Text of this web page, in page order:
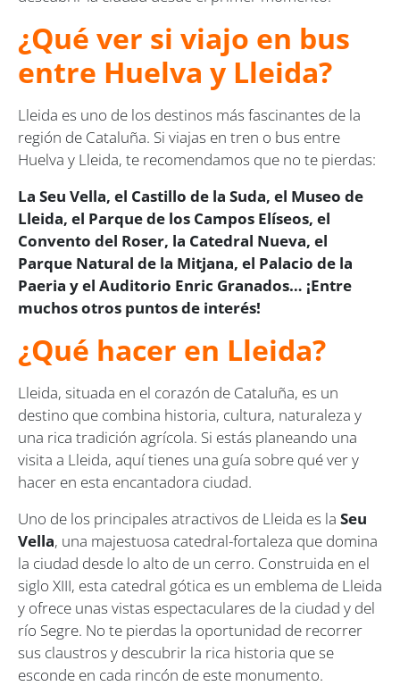
¿Qué ver si viajo en bus
entre Huelva y Lleida?
Lleida es uno de los destinos más fascinantes de la
región de Cataluña. Si viajas en tren o bus entre
Huelva y Lleida, te recomendamos que no te pierdas:
La Seu Vella, el Castillo de la Suda, el Museo de
Lleida, el Parque de los Campos Elíseos, el
Convento del Roser, la Catedral Nueva, el
Parque Natural de la Mitjana, el Palacio de la
Paeria y el Auditorio Enric Granados… ¡Entre
muchos otros puntos de interés!
¿Qué hacer en Lleida?
Lleida, situada en el corazón de Cataluña, es un
destino que combina historia, cultura, naturaleza y
una rica tradición agrícola. Si estás planeando una
visita a Lleida, aquí tienes una guía sobre qué ver y
hacer en esta encantadora ciudad.
Uno de los principales atractivos de Lleida es la Seu
Vella, una majestuosa catedral-fortaleza que domina
la ciudad desde lo alto de un cerro. Construida en el
siglo XIII, esta catedral gótica es un emblema de Lleida
y ofrece unas vistas espectaculares de la ciudad y del
río Segre. No te pierdas la oportunidad de recorrer
sus claustros y descubrir la rica historia que se
esconde en cada rincón de este monumento.